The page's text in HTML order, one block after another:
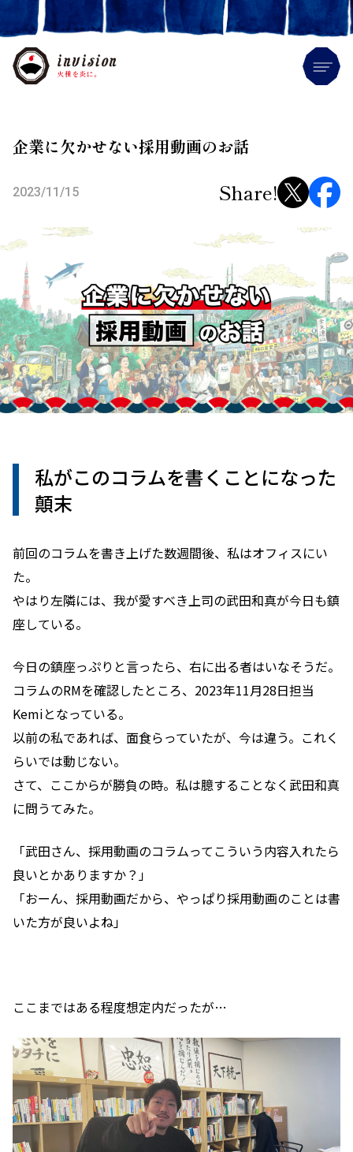
企業に欠かせない採用動画のお話
2023/11/15 Share!
私がこのコラムを書くことになった
顛末
前回のコラムを書き上げた数週間後、私はオフィスにい
た。
やはり左隣には、我が愛すべき上司の武田和真が今日も鎮
座している。
今日の鎮座っぷりと言ったら、右に出る者はいなそうだ。
コラムのRMを確認したところ、2023年11月28日担当
Kemiとなっている。
以前の私であれば、面食らっていたが、今は違う。これく
らいでは動じない。
さて、ここからが勝負の時。私は臆することなく武田和真
に問うてみた。
「武田さん、採用動画のコラムってこういう内容入れたら
良いとかありますか？」
「おーん、採用動画だから、やっぱり採用動画のことは書
いた方が良いよね」
ここまではある程度想定内だったが…